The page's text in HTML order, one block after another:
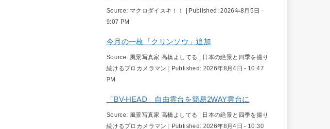
Source: マクロダイスキ！！ | Published:2026年8月5日 -
9:07 PM
今月の一枚「クリンソウ」追加
Source: 風景写真家 高橋よしてる | 日本の絶景と四季を撮り
続けるプロカメラマン
Published: 2026年8月4日 - 10:47
PM
「BV-HEAD」自由雲台を簡易2WAY雲台に
Source: 風景写真家 高橋よしてる | 日本の絶景と四季を撮り
続けるプロカメラマン
Published: 2026年8月4日 - 10:30